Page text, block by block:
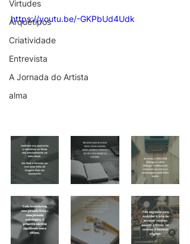
Virtudes
Arquétipos
Criatividade
Entrevista
A Jornada do Artista
alma
https://youtu.be/-GKPbUd4Udk